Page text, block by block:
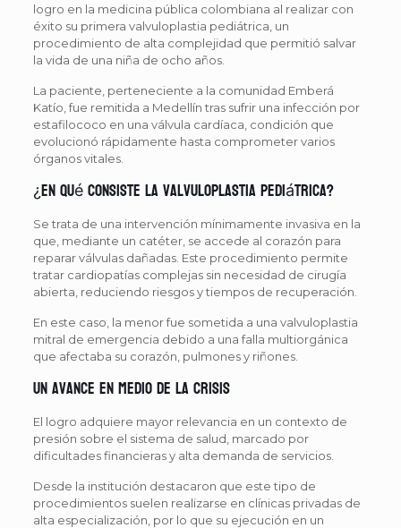
logro en la medicina pública colombiana al realizar con
éxito su primera valvuloplastia pediátrica, un
procedimiento de alta complejidad que permitió salvar
la vida de una niña de ocho años.
La paciente, perteneciente a la comunidad Emberá
Katío, fue remitida a Medellín tras sufrir una infección por
estafilococo en una válvula cardíaca, condición que
evolucionó rápidamente hasta comprometer varios
órganos vitales.
¿En qué consiste la valvuloplastia pediátrica?
Se trata de una intervención mínimamente invasiva en la
que, mediante un catéter, se accede al corazón para
reparar válvulas dañadas. Este procedimiento permite
tratar cardiopatías complejas sin necesidad de cirugía
abierta, reduciendo riesgos y tiempos de recuperación.
En este caso, la menor fue sometida a una valvuloplastia
mitral de emergencia debido a una falla multiorgánica
que afectaba su corazón, pulmones y riñones.
Un avance en medio de la crisis
El logro adquiere mayor relevancia en un contexto de
presión sobre el sistema de salud, marcado por
dificultades financieras y alta demanda de servicios.
Desde la institución destacaron que este tipo de
procedimientos suelen realizarse en clínicas privadas de
alta especialización, por lo que su ejecución en un